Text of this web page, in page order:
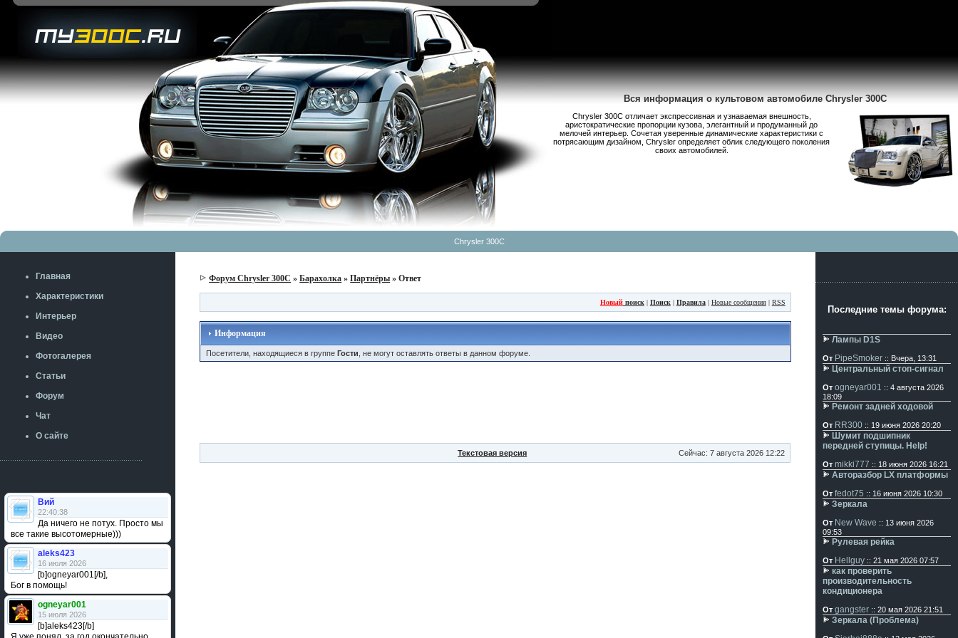
Вся информация о культовом автомобиле Chrysler 300C
Chrysler 300С отличает экспрессивная и узнаваемая внешность,
аристократические пропорции кузова, элегантный и продуманный до
мелочей интерьер. Сочетая уверенные динамические характеристики с
потрясающим дизайном, Chrysler определяет облик следующего поколения
своих автомобилей.
Chrysler 300C
Главная
Характеристики
Интерьер
Видео
Фотогалерея
Статьи
Форум
Чат
О сайте
Вий
22:40:38
Да ничего не потух. Просто мы
все такие высотомерные)))
aleks423
16 июля 2026
[b]ogneyar001[/b],
Бог в помощь!
ogneyar001
15 июля 2026
[b]aleks423[/b]
Форум Chrysler 300C »Барахолка »Партнёры » Ответ
Новыйпоиск| Поиск| Правила| Новые сообщения| RSS
Информация
Посетители, находящиеся в группеГости , не могут оставлять ответы в данном форуме.
Текстовая версия Сейчас: 7 августа 2026 12:22
Последние темы форума:
Лампы D1S
От PipeSmoker :: Вчера, 13:31
Центральный стоп-сигнал
От ogneyar001 :: 4 августа 2026
18:09
Ремонт задней ходовой
От RR300 :: 19 июня 2026 20:20
Шумит подшипник
передней ступицы. Help!
От mikki777 :: 18 июня 2026 16:21
Авторазбор LX платформы
От fedot75 :: 16 июня 2026 10:30
Зеркала
От New Wave :: 13 июня 2026
09:53
Рулевая рейка
От Hellguy :: 21 мая 2026 07:57
как проверить
производительность
кондиционера
От gangster :: 20 мая 2026 21:51
Зеркала (Проблема)